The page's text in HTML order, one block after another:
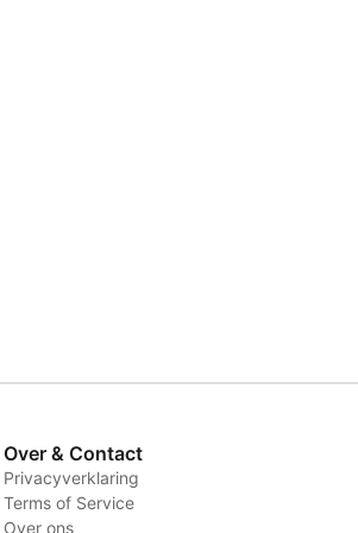
Over & Contact
Privacyverklaring
Terms of Service
Over ons